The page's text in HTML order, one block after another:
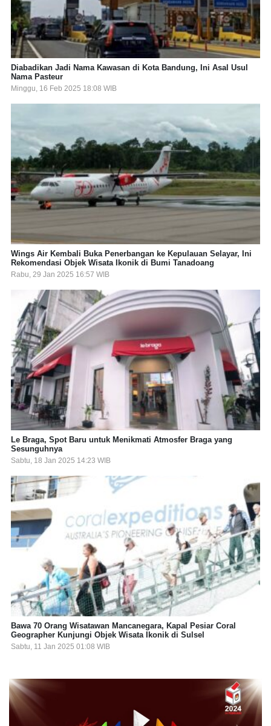
Diabadikan Jadi Nama Kawasan di Kota Bandung, Ini Asal Usul
Nama Pasteur
Minggu, 16 Feb 2025 18:08 WIB
Wings Air Kembali Buka Penerbangan ke Kepulauan Selayar, Ini
Rekomendasi Objek Wisata Ikonik di Bumi Tanadoang
Rabu, 29 Jan 2025 16:57 WIB
Le Braga, Spot Baru untuk Menikmati Atmosfer Braga yang
Sesunguhnya
Sabtu, 18 Jan 2025 14:23 WIB
Bawa 70 Orang Wisatawan Mancanegara, Kapal Pesiar Coral
Geographer Kunjungi Objek Wisata Ikonik di Sulsel
Sabtu, 11 Jan 2025 01:08 WIB